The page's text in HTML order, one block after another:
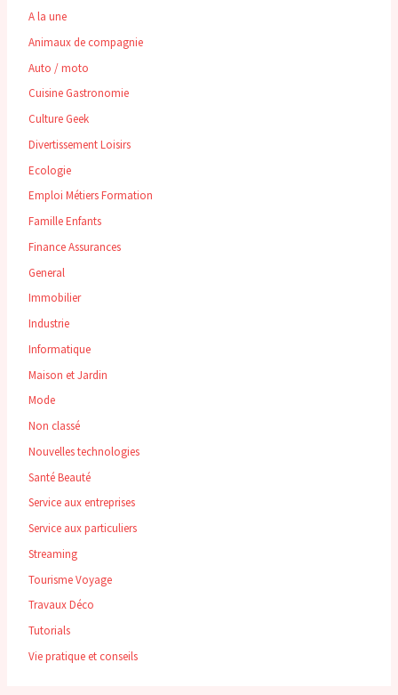
A la une
Animaux de compagnie
Auto / moto
Cuisine Gastronomie
Culture Geek
Divertissement Loisirs
Ecologie
Emploi Métiers Formation
Famille Enfants
Finance Assurances
General
Immobilier
Industrie
Informatique
Maison et Jardin
Mode
Non classé
Nouvelles technologies
Santé Beauté
Service aux entreprises
Service aux particuliers
Streaming
Tourisme Voyage
Travaux Déco
Tutorials
Vie pratique et conseils